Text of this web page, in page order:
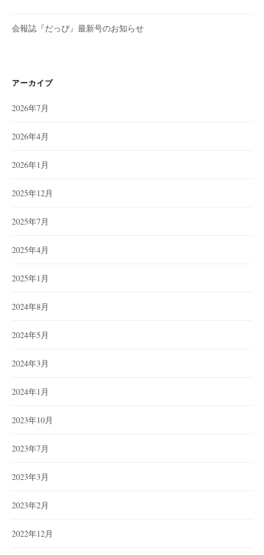
会報誌『だっぴ』最新号のお知らせ
アーカイブ
2026年7月
2026年4月
2026年1月
2025年12月
2025年7月
2025年4月
2025年1月
2024年8月
2024年5月
2024年3月
2024年1月
2023年10月
2023年7月
2023年3月
2023年2月
2022年12月